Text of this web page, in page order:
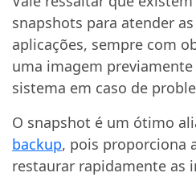
snapshots para atender
aplicações, sempre com
uma imagem
sistema em caso de
O snapshot é um ótimo
backup, pois proporciona
restaurar rapidamente as